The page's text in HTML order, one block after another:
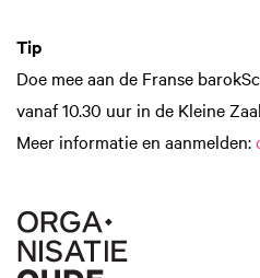
Tip
Doe mee aan de Franse
vanaf 10.30 uur in de Kleine
Meer informatie en aanmelden: